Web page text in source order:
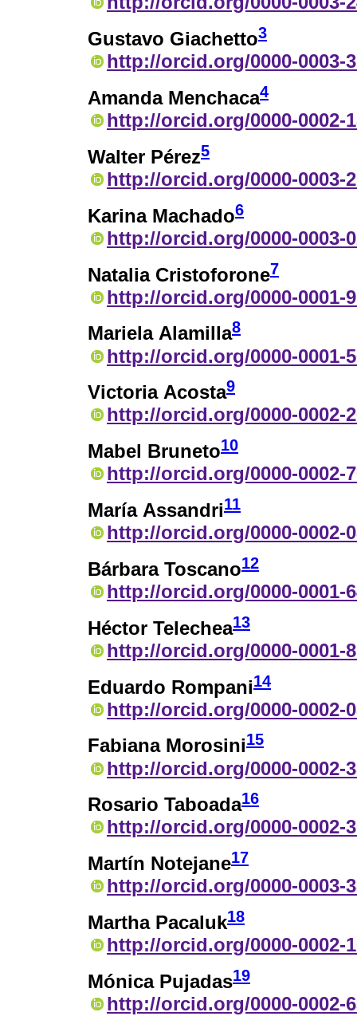
Gustavo Giachetto3
http://orcid.org/0000-0003-
Amanda Menchaca4
http://orcid.org/0000-0002-
Walter Pérez5
http://orcid.org/0000-0003-
Karina Machado6
http://orcid.org/0000-0003-
Natalia Cristoforone7
http://orcid.org/0000-0001-
Mariela Alamilla8
http://orcid.org/0000-0001-
Victoria Acosta9
http://orcid.org/0000-0002-
Mabel Bruneto10
http://orcid.org/0000-0002-
María Assandri11
http://orcid.org/0000-0002-
Bárbara Toscano12
http://orcid.org/0000-0001-
Héctor Telechea13
http://orcid.org/0000-0001-
Eduardo Rompani14
http://orcid.org/0000-0002-
Fabiana Morosini15
http://orcid.org/0000-0002-
Rosario Taboada16
http://orcid.org/0000-0002-
Martín Notejane17
http://orcid.org/0000-0003-
Martha Pacaluk18
http://orcid.org/0000-0002-
Mónica Pujadas19
http://orcid.org/0000-0002-